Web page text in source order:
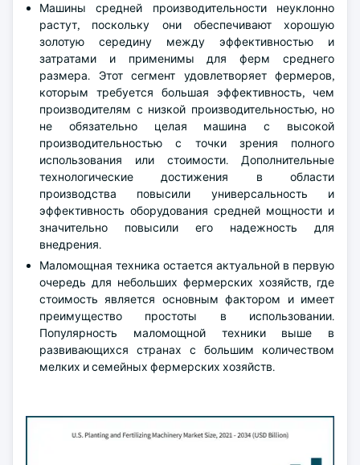
Машины средней производительности неуклонно
растут, поскольку они обеспечивают хорошую
золотую середину между эффективностью и
затратами и применимы для ферм среднего
размера. Этот сегмент удовлетворяет фермеров,
которым требуется большая эффективность, чем
производителям с низкой производительностью, но
не обязательно целая машина с высокой
производительностью с точки зрения полного
использования или стоимости. Дополнительные
технологические достижения в области
производства повысили универсальность и
эффективность оборудования средней мощности и
значительно повысили его надежность для
внедрения.
Маломощная техника остается актуальной в первую
очередь для небольших фермерских хозяйств, где
стоимость является основным фактором и имеет
преимущество простоты в использовании.
Популярность маломощной техники выше в
развивающихся странах с большим количеством
мелких и семейных фермерских хозяйств.